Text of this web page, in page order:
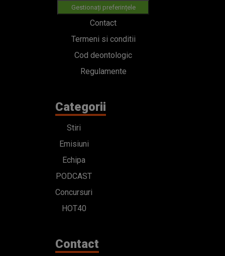
Gestionați preferințele
Contact
Termeni si conditii
Cod deontologic
Regulamente
Categorii
Stiri
Emisiuni
Echipa
PODCAST
Concursuri
HOT40
Contact